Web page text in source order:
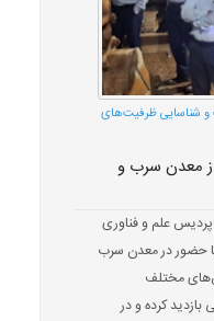
و شناسایی ظرفیت‌های
از معدن سرب و
علم و فناوری
۸ مردادماه، با حضور در معدن سرب
مختلف
کرده و در